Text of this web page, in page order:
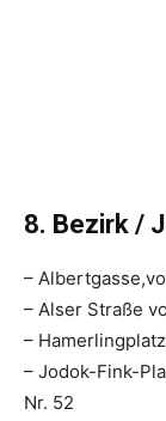
8. Bezirk /
–
– Alser Straße
– Hamerlingplatz
– Jodok-Fink-
Nr. 52